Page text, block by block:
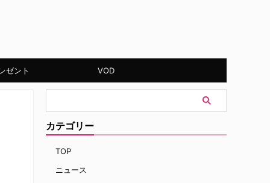
ゼント VOD
カテゴリー
TOP
ニュース